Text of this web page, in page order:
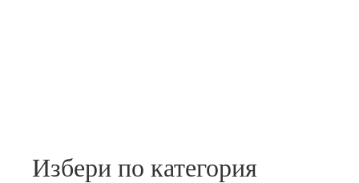
Избери по категория